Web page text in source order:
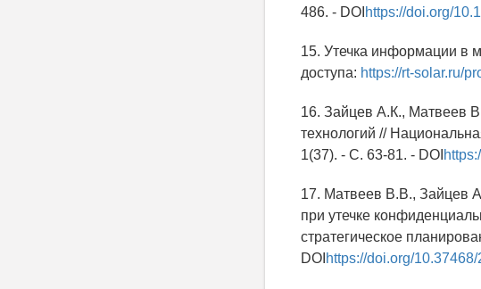
486. - DOI https://doi.org/
15. Утечка информации в
доступа: https://rt-solar.ru/
16. Зайцев А.К., Матвеев
технологий //
1(37). - С. 63-81. - DOI
17. Матвеев В.В., Зайцев
при утечке
стратегическое
DOI https://doi.org/